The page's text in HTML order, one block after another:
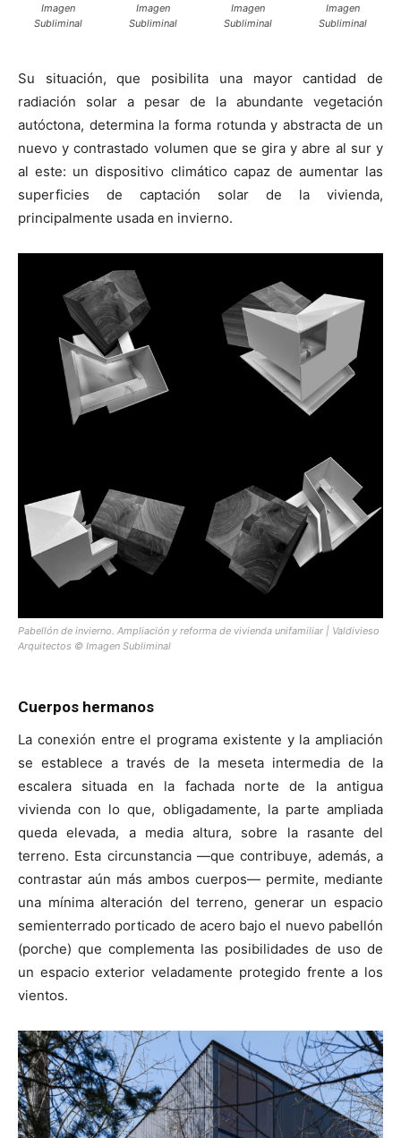
Imagen
Subliminal
Imagen
Subliminal
Imagen
Subliminal
Imagen
Subliminal
Su situación, que posibilita una mayor cantidad de
radiación solar a pesar de la abundante vegetación
autóctona, determina la forma rotunda y abstracta de un
nuevo y contrastado volumen que se gira y abre al sur y
al este: un dispositivo climático capaz de aumentar las
superficies de captación solar de la vivienda,
principalmente usada en invierno.
Pabellón de invierno. Ampliación y reforma de vivienda unifamiliar | Valdivieso
Arquitectos © Imagen Subliminal
Cuerpos hermanos
La conexión entre el programa existente y la ampliación
se establece a través de la meseta intermedia de la
escalera situada en la fachada norte de la antigua
vivienda con lo que, obligadamente, la parte ampliada
queda elevada, a media altura, sobre la rasante del
terreno. Esta circunstancia —que contribuye, además, a
contrastar aún más ambos cuerpos— permite, mediante
una mínima alteración del terreno, generar un espacio
semienterrado porticado de acero bajo el nuevo pabellón
(porche) que complementa las posibilidades de uso de
un espacio exterior veladamente protegido frente a los
vientos.